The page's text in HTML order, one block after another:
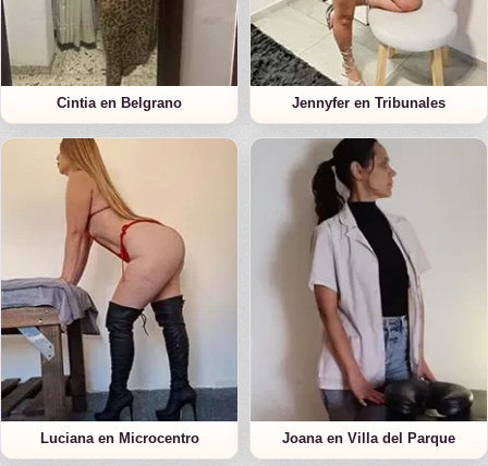
Cintia en Belgrano Jennyfer en Tribunales
Luciana en Microcentro Joana en Villa del Parque